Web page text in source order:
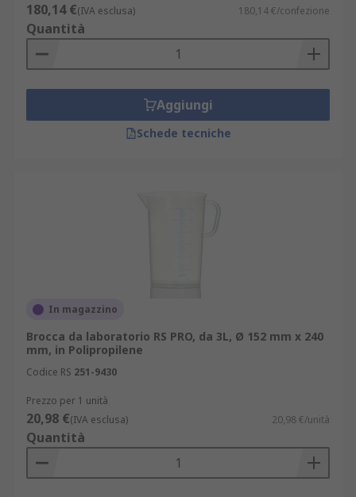
180,14 €(IVA esclusa) 180,14 €/confezione
Quantità
Aggiungi
Schede tecniche
In magazzino
Brocca da laboratorio RS PRO, da 3L, Ø 152 mm x 240
mm, in Polipropilene
Codice RS 251-9430
Prezzo per 1 unità
20,98 €(IVA esclusa) 20,98 €/unità
Quantità